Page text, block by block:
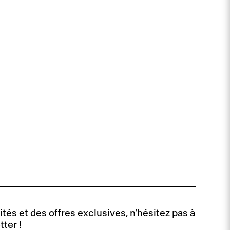
et des offres exclusives, n'hésitez pas à
!